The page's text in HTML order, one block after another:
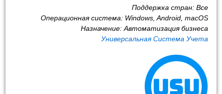
Поддержка стран: Все
Операционная система: Windows, Android, macOS
Назначение: Автоматизация бизнеса
Универсальная Система Учета